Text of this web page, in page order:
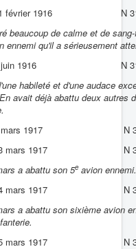
février 1916
N
beaucoup de calme et de
ennemi qu'il a sérieusement
1916
N
habileté et d'une audace
avait déjà abattu deux autres
1917
N
mars 1917
N
a abattu son 5e avion ennemi.
mars 1917
N
a abattu son sixième avion
mars 1917
N